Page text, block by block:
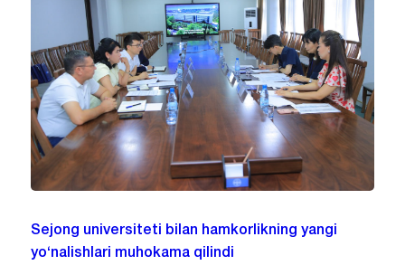
Sejong universiteti bilan hamkorlikning yangi
yo‘nalishlari muhokama qilindi